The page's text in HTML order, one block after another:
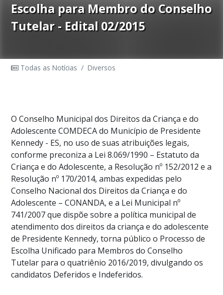
Escolha para Membro do Conselho
Tutelar - Edital 02/2015
Todas as Notícias / Diversos
O Conselho Municipal dos Direitos da Criança e do
Adolescente COMDECA do Município de Presidente
Kennedy - ES, no uso de suas atribuições legais,
conforme preconiza a Lei 8.069/1990 – Estatuto da
Criança e do Adolescente, a Resolução nº 152/2012 e a
Resolução nº 170/2014, ambas expedidas pelo
Conselho Nacional dos Direitos da Criança e do
Adolescente – CONANDA, e a Lei Municipal nº
741/2007 que dispõe sobre a política municipal de
atendimento dos direitos da criança e do adolescente
de Presidente Kennedy, torna público o Processo de
Escolha Unificado para Membros do Conselho
Tutelar para o quatriênio 2016/2019, divulgando os
candidatos Deferidos e Indeferidos.